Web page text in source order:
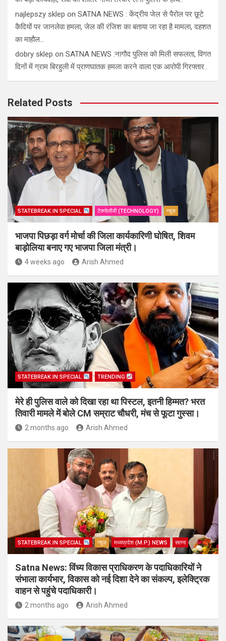
najlepszy sklep on SATNA NEWS : केंद्रीय जेल से पैरोल पर छूटे
कैदियों पर जानलेवा हमला, जेल की रंजिश का बताया जा रहा है मामला, दहशत
का माहौल…
dobry sklep on SATNA NEWS :नागौद पुलिस को मिली सफलता, विगत
दिनों में ग्राम बिरहुली में प्राणघातक हमला करने वाला एक आरोपी गिरफ्तार..
Related Posts
STATEBREAK.IN SPECIAL टेक्नोलॉजी (TECHNOLOGY) न्यूज़
भाजपा पिछड़ा वर्ग मोर्चा की जिला कार्यकारिणी घोषित, शिवम
बाड़ोलिया बनाए गए भाजपा जिला मंत्री।
4 weeks ago Arish Ahmed
STATEBREAK.IN SPECIAL TRENDING
मेरे ही पुलिस वाले को दिखा रहा था पिस्टल, इतनी हिम्मत? भरत
तिवारी मामले में बोले CM सम्राट चौधरी, मंच से फूटा गुस्सा।
2 months ago Arish Ahmed
STATEBREAK.IN SPECIAL न्यूज़ मध्यप्रदेश (M.P.) NEWS सतना
Satna News: विंध्य विकास प्राधिकरण के पदाधिकारियों ने
संभाला कार्यभार, विकास को नई दिशा देने का संकल्प, इलेक्ट्रिक
वाहन से पहुंचे पदाधिकारी।
2 months ago Arish Ahmed